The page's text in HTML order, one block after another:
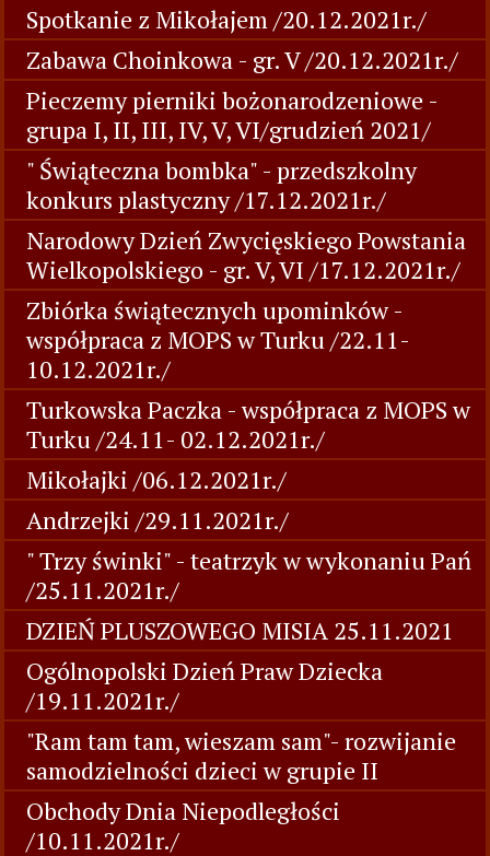
Spotkanie z Mikołajem /20.12.2021r./
Zabawa Choinkowa - gr. V /20.12.2021r./
Pieczemy pierniki bożonarodzeniowe -
grupa I, II, III, IV, V, VI/grudzień 2021/
" Świąteczna bombka" - przedszkolny
konkurs plastyczny /17.12.2021r./
Narodowy Dzień Zwycięskiego Powstania
Wielkopolskiego - gr. V, VI /17.12.2021r./
Zbiórka świątecznych upominków -
współpraca z MOPS w Turku /22.11-
10.12.2021r./
Turkowska Paczka - współpraca z MOPS w
Turku /24.11- 02.12.2021r./
Mikołajki /06.12.2021r./
Andrzejki /29.11.2021r./
" Trzy świnki" - teatrzyk w wykonaniu Pań
/25.11.2021r./
DZIEŃ PLUSZOWEGO MISIA 25.11.2021
Ogólnopolski Dzień Praw Dziecka
/19.11.2021r./
"Ram tam tam, wieszam sam"- rozwijanie
samodzielności dzieci w grupie II
Obchody Dnia Niepodległości
/10.11.2021r./